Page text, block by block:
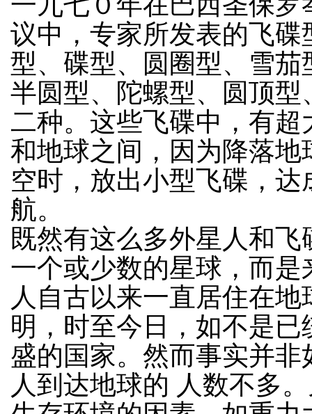
议中，专家所发表的飞
型、碟型、圆圈型、雪
半圆型、陀螺型、圆顶
二种。这些飞碟中，有
和地球之间，因为降落
空时，放出小型飞碟，
航。
既然有这么多外星人和
一个或少数的星球，而
人自古以来一直居住在
明，时至今日，如不是
盛的国家。然而事实并
人到达地球的 人数不多